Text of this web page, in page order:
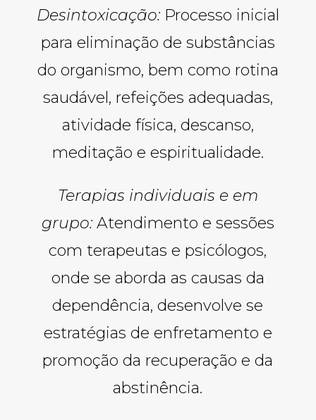
Desintoxicação:Processo inicial
para eliminação de substâncias
do organismo, bem como rotina
saudável, refeições adequadas,
atividade física, descanso,
meditação e espiritualidade.
Terapias individuais e em
grupo:Atendimento e sessões
com terapeutas e psicólogos,
onde se aborda as causas da
dependência, desenvolve se
estratégias de enfretamento e
promoção da recuperação e da
abstinência.